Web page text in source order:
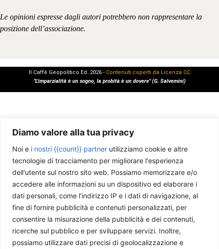
Diamo valore alla tua privacy
Noi e i nostri {{count}} partner utilizziamo cookie e altre
tecnologie di tracciamento per migliorare l'esperienza
dell'utente sul nostro sito web. Possiamo memorizzare e/o
accedere alle informazioni su un dispositivo ed elaborare i
dati personali, come l’indirizzo IP e i dati di navigazione, al
fine di fornire pubblicità e contenuti personalizzati, per
consentire la misurazione della pubblicità e dei contenuti,
ricerche sul pubblico e per sviluppare servizi. Inoltre,
possiamo utilizzare dati precisi di geolocalizzazione e
Le opinioni espresse dagli autori potrebbero non rappresentare la
posizione dell’associazione.
Il Caffè Geopolitico Ed. 2026 - Contenuti coperti da Licenza CC
"L'imparzialità è un sogno, la probità è un dovere" (G. Salvemini)